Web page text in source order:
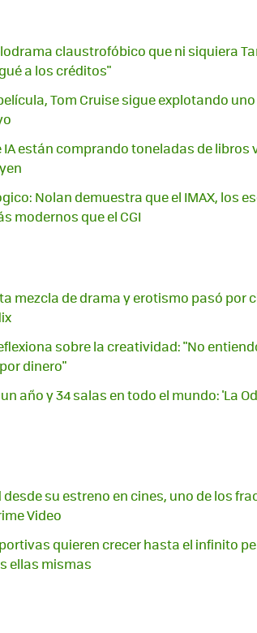
claustrofóbico que ni siquiera
a los créditos"
Tom Cruise sigue explotando
IA están comprando toneladas de libros
Nolan demuestra que el IMAX, los
modernos que el CGI
mezcla de drama y erotismo pasó por
sobre la creatividad: "No
dinero"
año y 34 salas en todo el mundo: 'La
desde su estreno en cines, uno de los
Video
quieren crecer hasta el infinito
ellas mismas